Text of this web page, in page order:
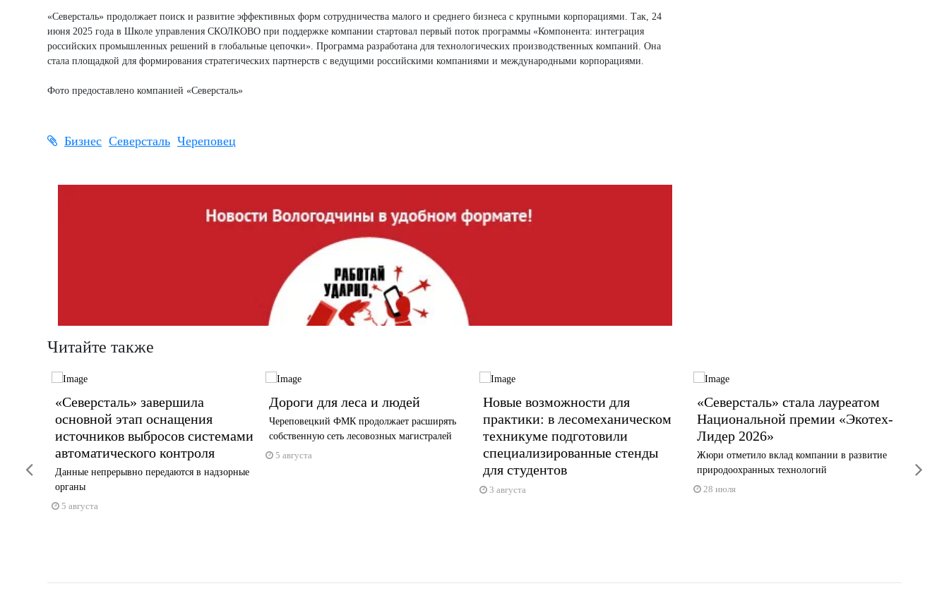
«Северсталь» продолжает поиск и развитие эффективных форм сотрудничества малого и среднего бизнеса с крупными корпорациями. Так, 24
июня 2025 года в Школе управления СКОЛКОВО при поддержке компании стартовал первый поток программы «Компонента: интеграция
российских промышленных решений в глобальные цепочки». Программа разработана для технологических производственных компаний. Она
стала площадкой для формирования стратегических партнерств с ведущими российскими компаниями и международными корпорациями.
Фото предоставлено компанией «Северсталь»
Бизнес Северсталь Череповец
Читайте также
«Северсталь» завершила
основной этап оснащения
источников выбросов системами
автоматического контроля
Данные непрерывно передаются в надзорные
органы
5 августа
Дороги для леса и людей
Череповецкий ФМК продолжает расширять
собственную сеть лесовозных магистралей
5 августа
Новые возможности для
практики: в лесомеханическом
техникуме подготовили
специализированные стенды
для студентов
3 августа
«Северсталь» стала лауреатом
Национальной премии «Экотех-
Лидер 2026»
Жюри отметило вклад компании в развитие
природоохранных технологий
28 июля
27 июля